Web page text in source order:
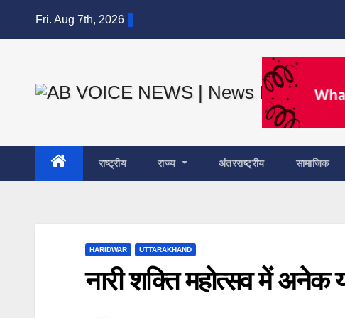
Fri. Aug 7th, 2026
राष्ट्रीय राज्य अंतरराष्ट्रीय सामाजिक
HARIDWAR UTTARAKHAND
नारी शक्ति महोत्सव में